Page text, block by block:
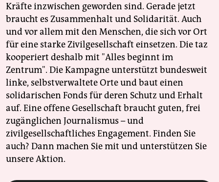
Kräfte inzwischen geworden sind. Gerade jetzt
braucht es Zusammenhalt und Solidarität. Auch
und vor allem mit den Menschen, die sich vor Ort
für eine starke Zivilgesellschaft einsetzen. Die taz
kooperiert deshalb mit "Alles beginnt im
Zentrum". Die Kampagne unterstützt bundesweit
linke, selbstverwaltete Orte und baut einen
solidarischen Fonds für deren Schutz und Erhalt
auf. Eine offene Gesellschaft braucht guten, frei
zugänglichen Journalismus – und
zivilgesellschaftliches Engagement. Finden Sie
auch? Dann machen Sie mit und unterstützen Sie
unsere Aktion.